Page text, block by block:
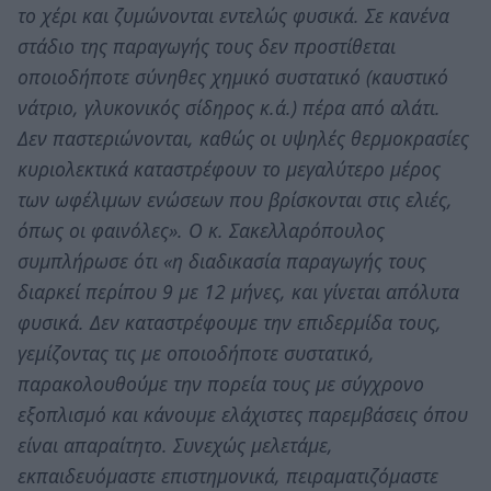
το χέρι και ζυμώνονται εντελώς φυσικά. Σε κανένα
στάδιο της παραγωγής τους δεν προστίθεται
οποιοδήποτε σύνηθες χημικό συστατικό (καυστικό
νάτριο, γλυκονικός σίδηρος κ.ά.) πέρα από αλάτι.
Δεν παστεριώνονται, καθώς οι υψηλές θερμοκρασίες
κυριολεκτικά καταστρέφουν το μεγαλύτερο μέρος
των ωφέλιμων ενώσεων που βρίσκονται στις ελιές,
όπως οι φαινόλες». Ο κ. Σακελλαρόπουλος
συμπλήρωσε ότι «η διαδικασία παραγωγής τους
διαρκεί περίπου 9 με 12 μήνες, και γίνεται απόλυτα
φυσικά. Δεν καταστρέφουμε την επιδερμίδα τους,
γεμίζοντας τις με οποιοδήποτε συστατικό,
παρακολουθούμε την πορεία τους με σύγχρονο
εξοπλισμό και κάνουμε ελάχιστες παρεμβάσεις όπου
είναι απαραίτητο. Συνεχώς μελετάμε,
εκπαιδευόμαστε επιστημονικά, πειραματιζόμαστε